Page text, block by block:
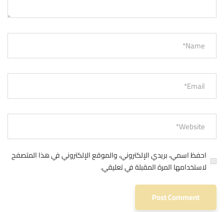
احفظ اسمي، بريدي الإلكتروني، والموقع الإلكتروني في هذا المتصفح
لاستخدامها المرة المقبلة في تعليقي.